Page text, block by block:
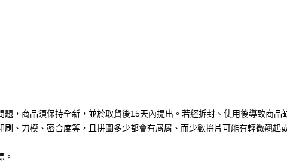
，商品須保持全新，並於取貨後15天內提出。若經拆封、使用後導致商品
、刀模、密合度等，且拼圖多少都會有屑屑、而少數拚片可能有輕微翹
。